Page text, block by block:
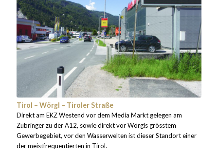
Tirol – Wörgl – Tiroler Straße
Direkt am EKZ Westend vor dem Media Markt gelegen am
Zubringer zu der A12, sowie direkt vor Wörgls grösstem
Gewerbegebiet, vor den Wasserwelten ist dieser Standort einer
der meistfrequentierten in Tirol.